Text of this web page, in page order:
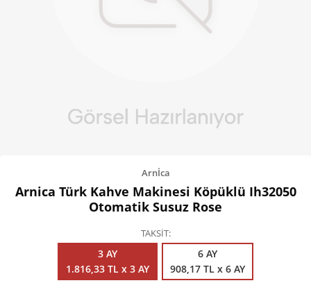
Arnİca
Arnica Türk Kahve Makinesi Köpüklü Ih32050
Otomatik Susuz Rose
TAKSİT
3 AY
1.816,33 TL x 3 AY
6 AY
908,17 TL x 6 AY